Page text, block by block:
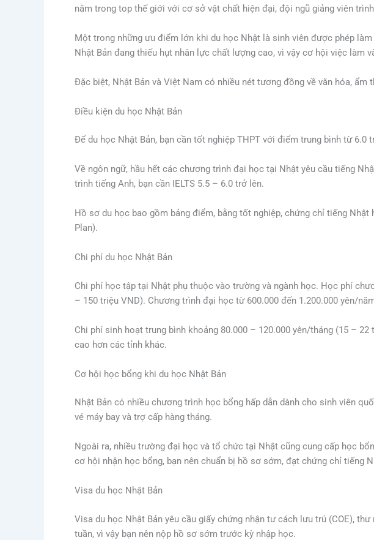
nằm trong top thế giới với cơ sở vật chất hiện đại, đội ngũ giảng viên
Một trong những ưu điểm lớn khi du học Nhật là sinh viên được phép
Nhật Bản đang thiếu hụt nhân lực chất lượng cao, vì vậy cơ hội việc làm
Đặc biệt, Nhật Bản và Việt Nam có nhiều nét tương đồng về văn hóa, ẩm
Điều kiện du học Nhật Bản
Để du học Nhật Bản, bạn cần tốt nghiệp THPT với điểm trung bình từ
Về ngôn ngữ, hầu hết các chương trình đại học tại Nhật yêu cầu tiếng
trình tiếng Anh, bạn cần IELTS 5.5 – 6.0 trở lên.
Hồ sơ du học bao gồm bảng điểm, bằng tốt nghiệp, chứng chỉ tiếng
Plan).
Chi phí du học Nhật Bản
Chi phí học tập tại Nhật phụ thuộc vào trường và ngành học. Học phí
– 150 triệu VND). Chương trình đại học từ 600.000 đến 1.200.000 yên/
Chi phí sinh hoạt trung bình khoảng 80.000 – 120.000 yên/tháng (15 –
cao hơn các tỉnh khác.
Cơ hội học bổng khi du học Nhật Bản
Nhật Bản có nhiều chương trình học bổng hấp dẫn dành cho sinh viên
vé máy bay và trợ cấp hàng tháng.
Ngoài ra, nhiều trường đại học và tổ chức tại Nhật cũng cung cấp học
cơ hội nhận học bổng, bạn nên chuẩn bị hồ sơ sớm, đạt chứng chỉ tiếng
Visa du học Nhật Bản
Visa du học Nhật Bản yêu cầu giấy chứng nhận tư cách lưu trú (COE),
tuần, vì vậy bạn nên nộp hồ sơ sớm trước kỳ nhập học.